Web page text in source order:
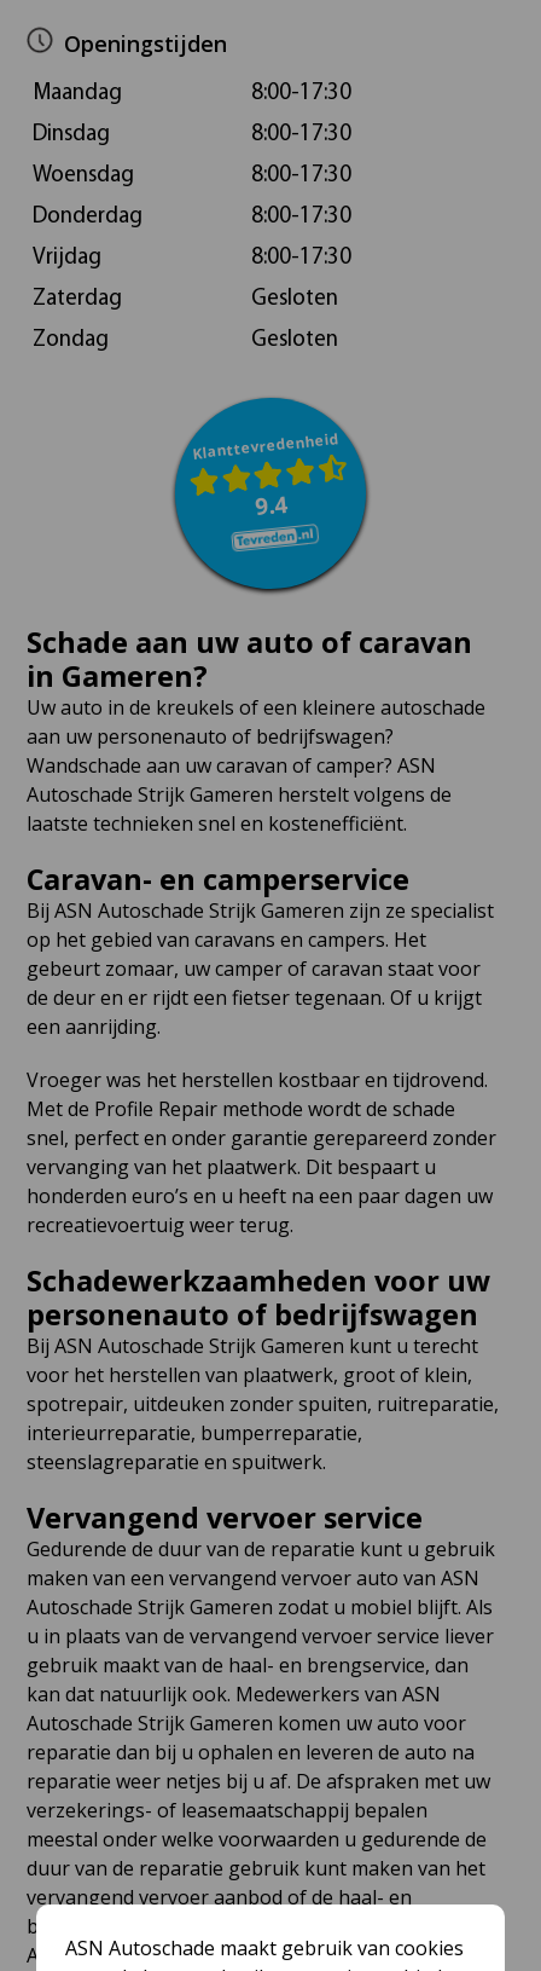
Openingstijden
Maandag
8:00-17:30
Dinsdag
8:00-17:30
Woensdag
8:00-17:30
Donderdag
8:00-17:30
Vrijdag
8:00-17:30
Zaterdag
Gesloten
Zondag
Gesloten
Klanttevredenheid
9.4
Schade aan uw auto of caravan
in Gameren?
Uw auto in de kreukels of een kleinere autoschade
aan uw personenauto of bedrijfswagen?
Wandschade aan uw caravan of camper? ASN
Autoschade Strijk Gameren herstelt volgens de
laatste technieken snel en kostenefficiënt.
Caravan- en camperservice
Bij ASN Autoschade Strijk Gameren zijn ze specialist
op het gebied van caravans en campers. Het
gebeurt zomaar, uw camper of caravan staat voor
de deur en er rijdt een fietser tegenaan. Of u krijgt
een aanrijding.
Vroeger was het herstellen kostbaar en tijdrovend.
Met de Profile Repair methode wordt de schade
snel, perfect en onder garantie gerepareerd zonder
vervanging van het plaatwerk. Dit bespaart u
honderden euro’s en u heeft na een paar dagen uw
recreatievoertuig weer terug.
Schadewerkzaamheden voor uw
personenauto of bedrijfswagen
Bij ASN Autoschade Strijk Gameren kunt u terecht
voor het herstellen van plaatwerk, groot of klein,
spotrepair, uitdeuken zonder spuiten, ruitreparatie,
interieurreparatie, bumperreparatie,
steenslagreparatie en spuitwerk.
Vervangend vervoer service
Gedurende de duur van de reparatie kunt u gebruik
maken van een vervangend vervoer auto van ASN
Autoschade Strijk Gameren zodat u mobiel blijft. Als
u in plaats van de vervangend vervoer service liever
gebruik maakt van de haal- en brengservice, dan
kan dat natuurlijk ook. Medewerkers van ASN
Autoschade Strijk Gameren komen uw auto voor
reparatie dan bij u ophalen en leveren de auto na
reparatie weer netjes bij u af. De afspraken met uw
verzekerings- of leasemaatschappij bepalen
meestal onder welke voorwaarden u gedurende de
duur van de reparatie gebruik kunt maken van het
vervangend vervoer aanbod of de haal- en
brengservice. In veel gevallen is dit zelfs gratis. ASN
Autoschade Strijk Gameren verzorgt de haal- en
ASN Autoschade maakt gebruik van cookies